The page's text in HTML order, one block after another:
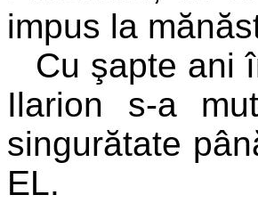
impus la
Cu şapte ani
Ilarion s-a
singurătate
EL.